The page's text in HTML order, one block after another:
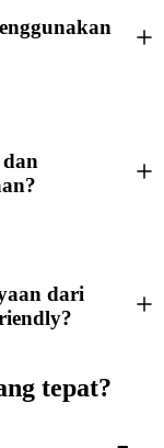
dan
dari
tepat?